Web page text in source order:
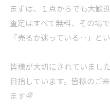
まずは、１点からでも大歓
査定はすべて無料、その場
「売るか迷っている‥」と
皆様が大切にされていまし
目指しています。皆様のご
ます🌈